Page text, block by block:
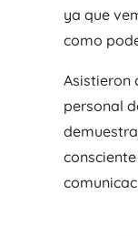
ya que
como
Asistieron
personal